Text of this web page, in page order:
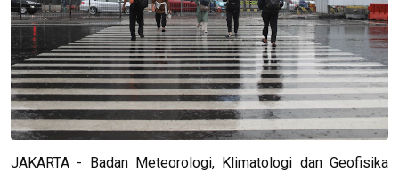
JAKARTA - Badan Meteorologi, Klimatologi dan Geofisika